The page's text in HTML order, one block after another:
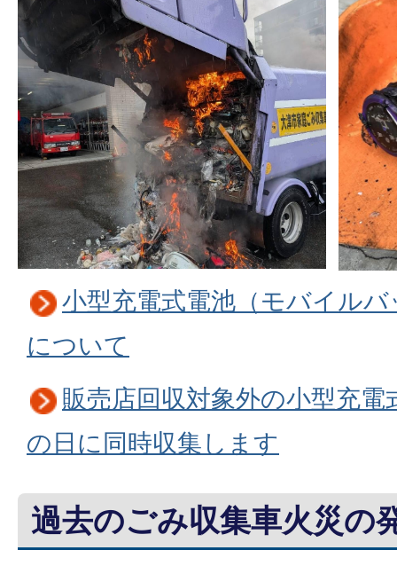
小型充電式電池（モバイル
について
販売店回収対象外の小型充
の日に同時収集します
過去のごみ収集車火災の